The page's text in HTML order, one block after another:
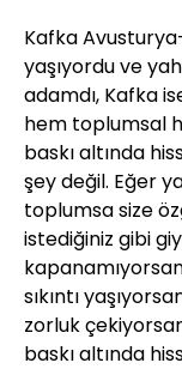
Kafka
yaşıyordu ve
adamdı, Kafka
hem toplumsal
baskı altında
şey değil. Eğer
toplumsa size
istediğiniz gibi
sıkıntı
zorluk
baskı altında